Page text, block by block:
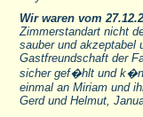
Wir waren vom
Zimmerstandart nicht
sauber und akzeptabel
Gastfreundschaft der
sicher gef�hlt und
einmal an Miriam und
Gerd und Helmut,